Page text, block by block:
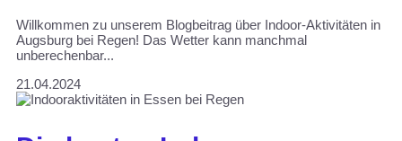
Willkommen zu unserem Blogbeitrag über Indoor-Aktivitäten in
Augsburg bei Regen! Das Wetter kann manchmal
unberechenbar...
21.04.2024